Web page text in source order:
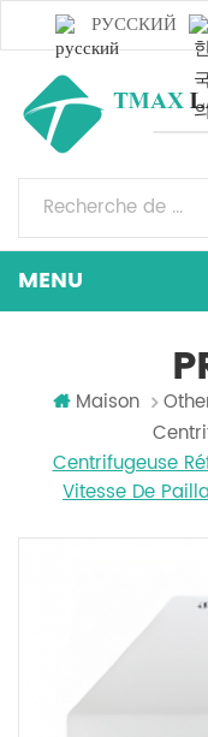
РУССКИЙ
Maison
Centrifugeuse
Vitesse De